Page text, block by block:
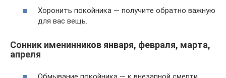
Хоронить покойника — получите обратно важную
для вас вещь.
Сонник именинников января, февраля, марта,
апреля